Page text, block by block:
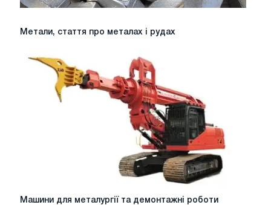
Метали,
металах
Метали, стаття про металах і рудах
Машини
Машини для металургії та демонтажні роботи